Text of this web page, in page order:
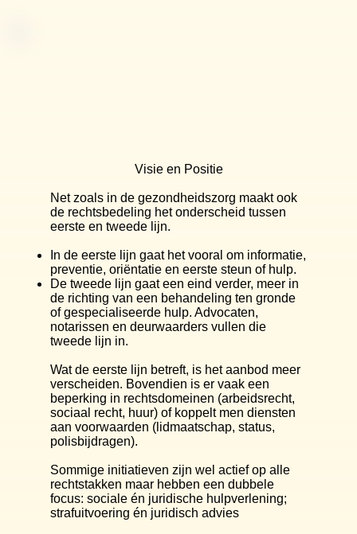
Visie en Positie
Net zoals in de gezondheidszorg maakt ook
de rechtsbedeling het onderscheid tussen
eerste en tweede lijn.
In de eerste lijn gaat het vooral om informatie,
preventie, oriëntatie en eerste steun of hulp.
De tweede lijn gaat een eind verder, meer in
de richting van een behandeling ten gronde
of gespecialiseerde hulp. Advocaten,
notarissen en deurwaarders vullen die
tweede lijn in.
Wat de eerste lijn betreft, is het aanbod meer
verscheiden. Bovendien is er vaak een
beperking in rechtsdomeinen (arbeidsrecht,
sociaal recht, huur) of koppelt men diensten
aan voorwaarden (lidmaatschap, status,
polisbijdragen).
​Sommige initiatieven zijn wel actief op alle
rechtstakken maar hebben een dubbele
focus: sociale én juridische hulpverlening;
strafuitvoering én juridisch advies